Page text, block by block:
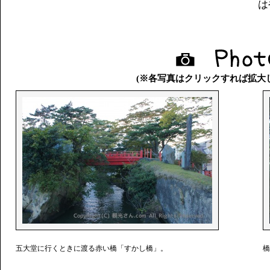
(※各写真はクリックすれば拡大
五大堂に行くときに渡る赤い橋「すかし橋」。